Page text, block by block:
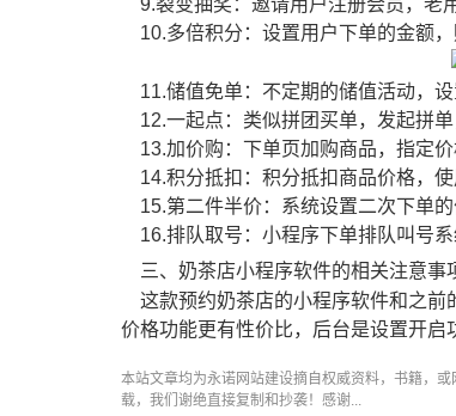
9.裂变抽奖：邀请用户注册会员，老
10.多倍积分：设置用户下单的金额，
11.储值免单：不定期的储值活动，设
12.一起点：类似拼团买单，发起拼单
13.加价购：下单页加购商品，指定价
14.积分抵扣：积分抵扣商品价格，使
15.第二件半价：系统设置二次下单的
16.排队取号：小程序下单排队叫号系
三、奶茶店小程序软件的相关注意事
这款预约奶茶店的小程序软件和之前
价格功能更有性价比，后台是设置开启
本站文章均为永诺网站建设摘自权威资料，书籍，
载，我们谢绝直接复制和抄袭！感谢...